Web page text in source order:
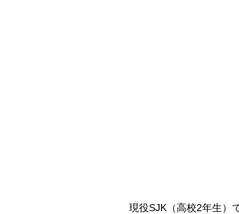
現役SJK（高校2年生）